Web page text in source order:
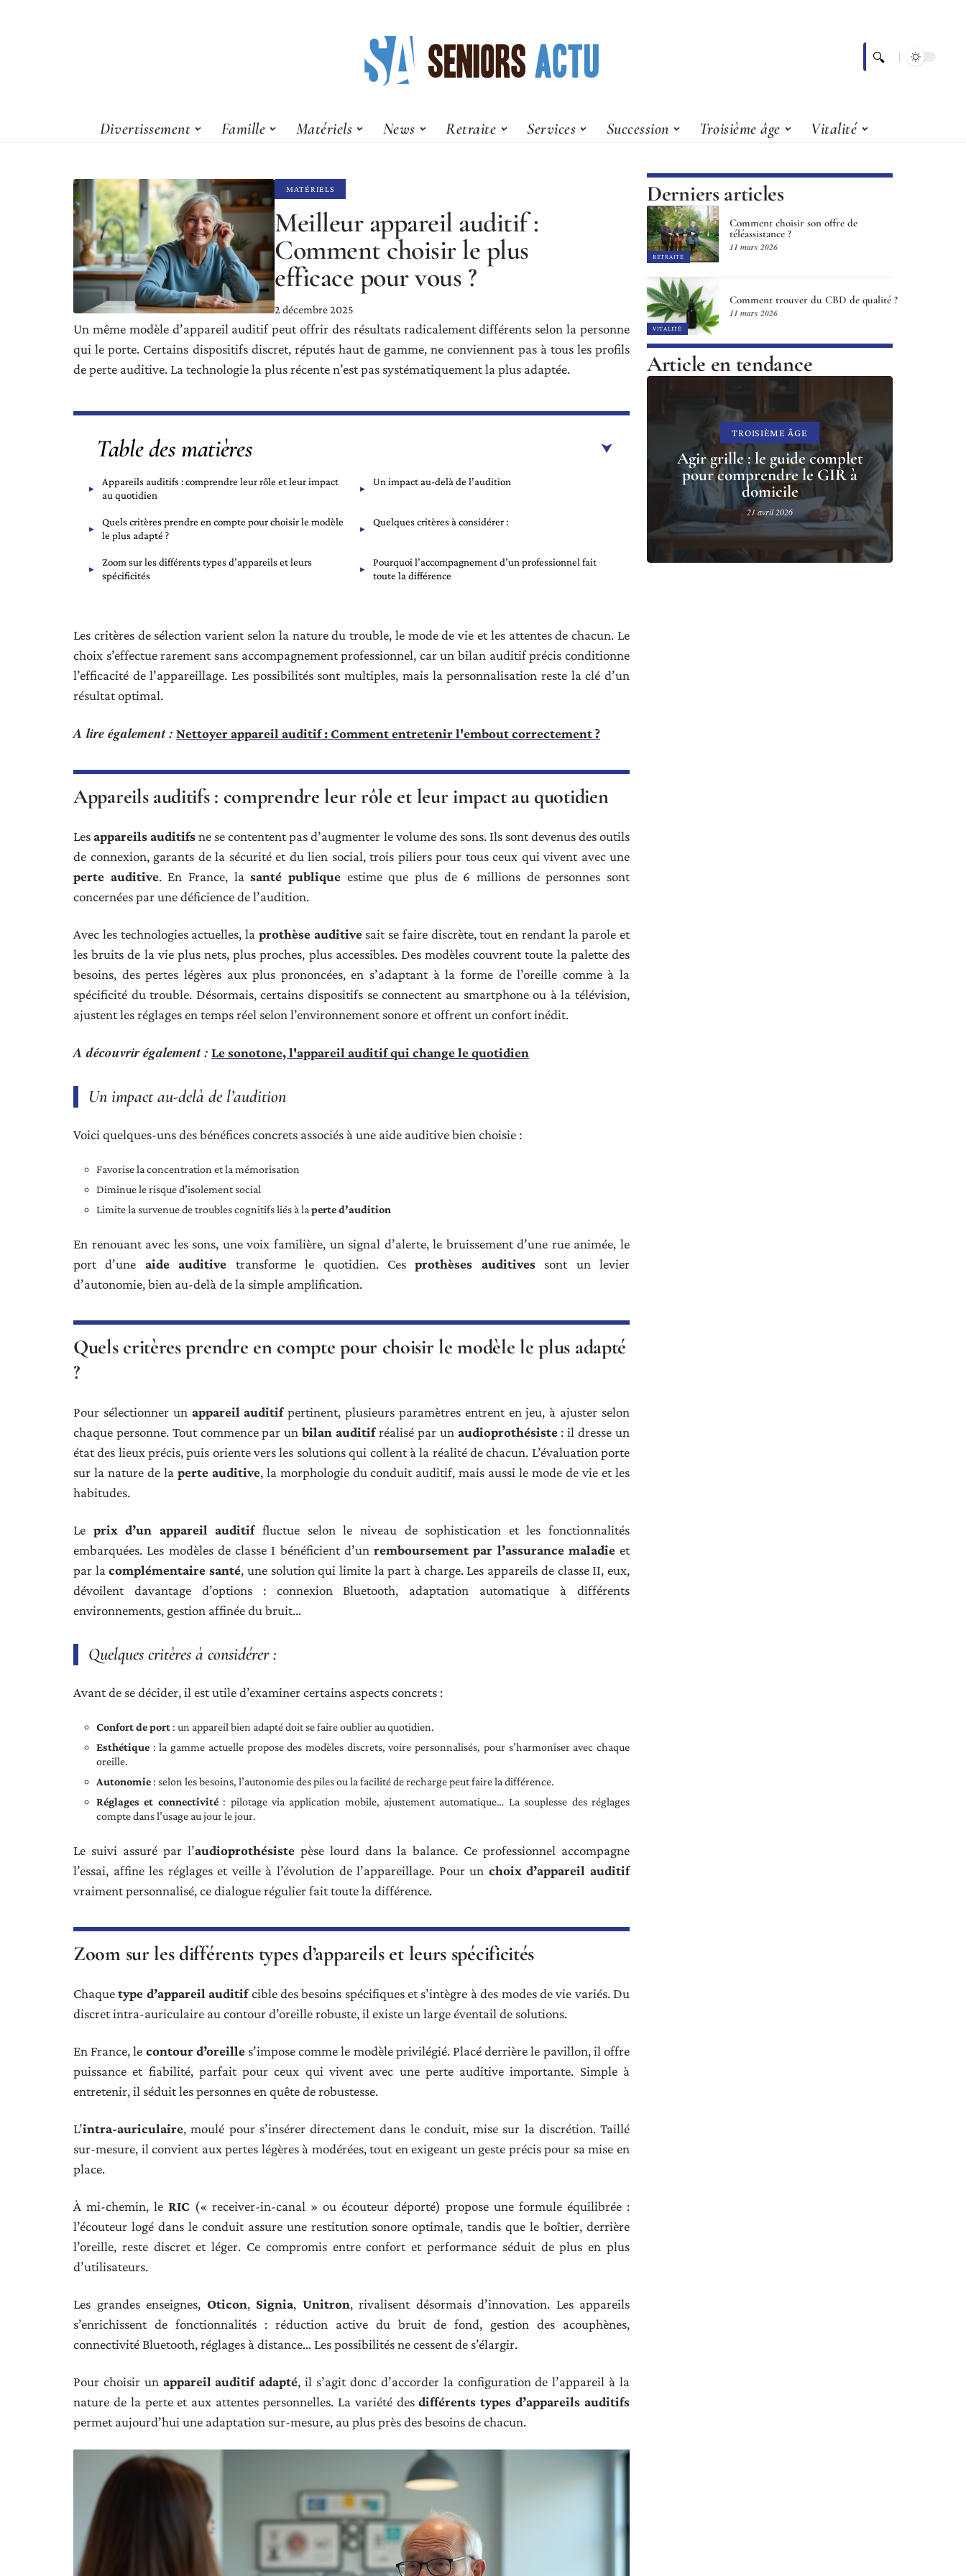
Divertissement Famille Matériels News Retraite Services Succession Troisième âge Vitalité
MATÉRIELS
Meilleur appareil auditif :
Comment choisir le plus
efficace pour vous ?
2 décembre 2025
Un même modèle d’appareil auditif peut offrir des résultats radicalement différents selon la personne
qui le porte. Certains dispositifs discret, réputés haut de gamme, ne conviennent pas à tous les profils
de perte auditive. La technologie la plus récente n’est pas systématiquement la plus adaptée.
Table des matières
Appareils auditifs : comprendre leur rôle et leur impact
au quotidien
Un impact au-delà de l’audition
Quels critères prendre en compte pour choisir le modèle
le plus adapté ?
Quelques critères à considérer :
Zoom sur les différents types d’appareils et leurs
spécificités
Pourquoi l’accompagnement d’un professionnel fait
toute la différence
Les critères de sélection varient selon la nature du trouble, le mode de vie et les attentes de chacun. Le
choix s’effectue rarement sans accompagnement professionnel, car un bilan auditif précis conditionne
l’efficacité de l’appareillage. Les possibilités sont multiples, mais la personnalisation reste la clé d’un
résultat optimal.
A lire également : Nettoyer appareil auditif : Comment entretenir l'embout correctement ?
Appareils auditifs : comprendre leur rôle et leur impact au quotidien
Lesappareils auditifsne se contentent pas d’augmenter le volume des sons. Ils sont devenus des outils
de connexion, garants de la sécurité et du lien social, trois piliers pour tous ceux qui vivent avec une
perte auditive. En France, lasanté publique estime que plus de 6 millions de personnes sont
concernées par une déficience de l’audition.
Avec les technologies actuelles, la prothèse auditivesait se faire discrète, tout en rendant la parole et
les bruits de la vie plus nets, plus proches, plus accessibles. Des modèles couvrent toute la palette des
besoins, des pertes légères aux plus prononcées, en s’adaptant à la forme de l’oreille comme à la
spécificité du trouble. Désormais, certains dispositifs se connectent au smartphone ou à la télévision,
ajustent les réglages en temps réel selon l’environnement sonore et offrent un confort inédit.
A découvrir également : Le sonotone, l'appareil auditif qui change le quotidien
Un impact au-delà de l’audition
Voici quelques-uns des bénéfices concrets associés à une aide auditive bien choisie :
Favorise la concentration et la mémorisation
Diminue le risque d’isolement social
Limite la survenue de troubles cognitifs liés à la perte d’audition
En renouant avec les sons, une voix familière, un signal d’alerte, le bruissement d’une rue animée, le
port d’une aide auditive transforme le quotidien. Cesprothèses auditivessont un levier
d’autonomie, bien au-delà de la simple amplification.
Quels critères prendre en compte pour choisir le modèle le plus adapté
?
Pour sélectionner un appareil auditifpertinent, plusieurs paramètres entrent en jeu, à ajuster selon
chaque personne. Tout commence par unbilan auditifréalisé par un audioprothésiste: il dresse un
état des lieux précis, puis oriente vers les solutions qui collent à la réalité de chacun. L’évaluation porte
sur la nature de la perte auditive, la morphologie du conduit auditif, mais aussi le mode de vie et les
habitudes.
Le prix d’un appareil auditiffluctue selon le niveau de sophistication et les fonctionnalités
embarquées. Les modèles de classe I bénéficient d’un remboursement par l’assurance maladieet
par lacomplémentaire santé, une solution qui limite la part à charge. Les appareils de classe II, eux,
dévoilent davantage d’options : connexion Bluetooth, adaptation automatique à différents
environnements, gestion affinée du bruit…
Quelques critères à considérer :
Avant de se décider, il est utile d’examiner certains aspects concrets :
Confort de port : un appareil bien adapté doit se faire oublier au quotidien.
Esthétique : la gamme actuelle propose des modèles discrets, voire personnalisés, pour s’harmoniser avec chaque
oreille.
Autonomie : selon les besoins, l’autonomie des piles ou la facilité de recharge peut faire la différence.
Réglages et connectivité: pilotage via application mobile, ajustement automatique… La souplesse des réglages
compte dans l’usage au jour le jour.
Le suivi assuré par l’audioprothésiste pèse lourd dans la balance. Ce professionnel accompagne
l’essai, affine les réglages et veille à l’évolution de l’appareillage. Pour un choix d’appareil auditif
vraiment personnalisé, ce dialogue régulier fait toute la différence.
Zoom sur les différents types d’appareils et leurs spécificités
Chaquetype d’appareil auditifcible des besoins spécifiques et s’intègre à des modes de vie variés. Du
discret intra-auriculaire au contour d’oreille robuste, il existe un large éventail de solutions.
En France, le contour d’oreilles’impose comme le modèle privilégié. Placé derrière le pavillon, il offre
puissance et fiabilité, parfait pour ceux qui vivent avec une perte auditive importante. Simple à
entretenir, il séduit les personnes en quête de robustesse.
L’intra-auriculaire, moulé pour s’insérer directement dans le conduit, mise sur la discrétion. Taillé
sur-mesure, il convient aux pertes légères à modérées, tout en exigeant un geste précis pour sa mise en
place.
À mi-chemin, le RIC (« receiver-in-canal » ou écouteur déporté) propose une formule équilibrée :
l’écouteur logé dans le conduit assure une restitution sonore optimale, tandis que le boîtier, derrière
l’oreille, reste discret et léger. Ce compromis entre confort et performance séduit de plus en plus
d’utilisateurs.
Les grandes enseignes, Oticon, Signia, Unitron, rivalisent désormais d’innovation. Les appareils
s’enrichissent de fonctionnalités : réduction active du bruit de fond, gestion des acouphènes,
connectivité Bluetooth, réglages à distance… Les possibilités ne cessent de s’élargir.
Pour choisir un appareil auditif adapté, il s’agit donc d’accorder la configuration de l’appareil à la
nature de la perte et aux attentes personnelles. La variété desdifférents types d’appareils auditifs
permet aujourd’hui une adaptation sur-mesure, au plus près des besoins de chacun.
Derniers articles
RETRAITE
Comment choisir son offre de
téléassistance ?
11 mars 2026
VITALITÉ
Comment trouver du CBD de qualité ?
11 mars 2026
Article en tendance
TROISIÈME ÂGE
Agir grille : le guide complet
pour comprendre le GIR à
domicile
21 avril 2026